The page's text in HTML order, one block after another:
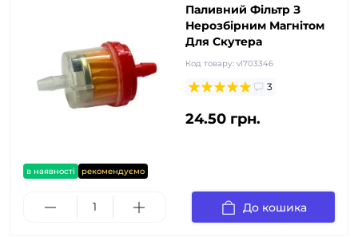
в наявності рекомендуємо
Паливний Фільтр З
Нерозбірним Магнітом
Для Скутера
Код товару: vl703346
3
24.50 грн.
До кошика